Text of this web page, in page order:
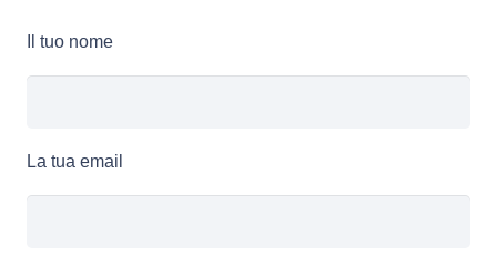
Il tuo nome
La tua email